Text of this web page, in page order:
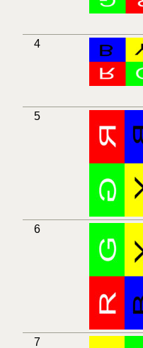
4
5
6
7